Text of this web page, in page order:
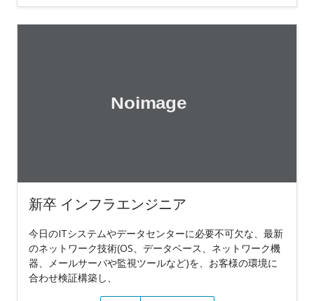
新卒 インフラエンジニア
今日のITシステムやデータセンターに必要不可欠な、最新
のネットワーク技術(OS、データベース、ネットワーク機
器、メールサーバや監視ツールなど)を、お客様の環境に
合わせ検証構築し、